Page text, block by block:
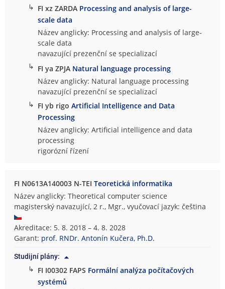
↳ FI xz ZARDA Processing and analysis of large-
scale data
Název anglicky: Processing and analysis of large-
scale data
navazující prezenční se specializací
↳ FI ya ZPJA Natural language processing
Název anglicky: Natural language processing
navazující prezenční se specializací
↳ FI yb rigoArtificial Intelligence and Data
Processing
Název anglicky: Artificial intelligence and data
processing
rigorózní řízení
FI N0613A140003 N-TEITeoretická informatika
Název anglicky: Theoretical computer science
magisterský navazující, 2 r., Mgr., vyučovací jazyk: čeština
Akreditace: 5. 8. 2018 – 4. 8. 2028
Garant: prof. RNDr. Antonín Kučera, Ph.D.
Studijní plány:
↳ FI I00302 FAPS Formální analýza počítačových
systémů